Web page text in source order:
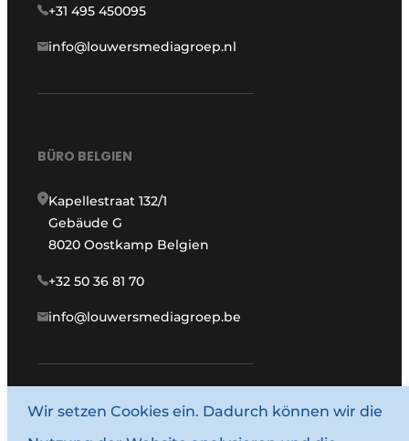
+31 495 450095
info@louwersmediagroep.nl
BÜRO BELGIEN
Kapellestraat 132/1
Gebäude G
8020 Oostkamp Belgien
+32 50 36 81 70
info@louwersmediagroep.be
www.louwersmediagroep.com
Wir setzen Cookies ein. Dadurch können wir die